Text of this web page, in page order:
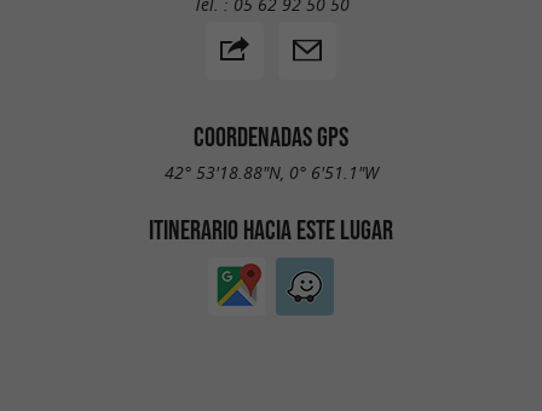
Tel. : 05 62 92 50 50
COORDENADAS GPS
42° 53'18.88"N, 0° 6'51.1"W
ITINERARIO HACIA ESTE LUGAR